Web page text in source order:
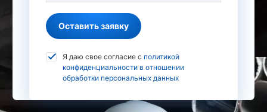
Оставить заявку
Я даю свое согласие с политикой
конфиденциальности в отношении
обработки персональных данных